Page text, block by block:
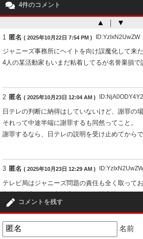
4件のコメント
▲ ｜ ▼
1 匿名 ( 2025年10月22日 7:54 PM ) ID:YzIxN2UwZW
ジャニーズ事務所にヘイトを向け誤魔化して来
4人の某活動家もいまだ粘着してるが名誉棄損で
2 匿名 ( 2025年10月23日 12:04 AM ) ID:NjA0ODY4Y2
日テレの判断に納得はしていないけど、謝罪の場
それって中途半端に謝罪するも同然ってこと。
謝罪するなら、日テレの説明を受け止めてからで
3 匿名 ( 2025年10月23日 12:29 AM ) ID:YzIxN2UwZW
テレビ局はジャニーズ問題の責任も全く取って
文化継続中だ、圧力忖度といった被害者ぶった
際1番相応しいワードは「依存」ではないのか
コメントを残す
名前